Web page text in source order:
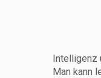
Intelligenz
Man kann